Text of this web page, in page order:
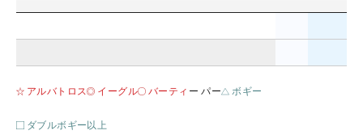
アルバトロス イーグル バーティ ー パー ボギー
ダブルボギー以上